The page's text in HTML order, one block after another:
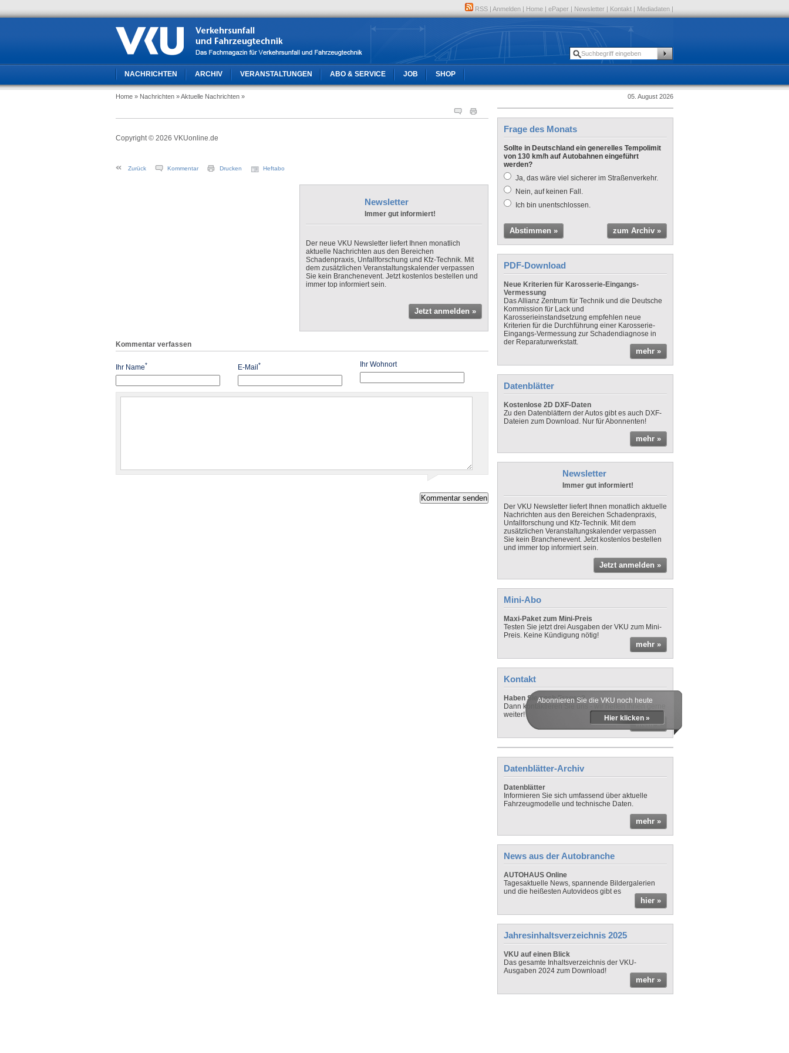
RSS | Anmelden | Home | ePaper | Newsletter | Kontakt | Mediadaten |
NACHRICHTEN ARCHIV VERANSTALTUNGEN ABO & SERVICE JOB SHOP
Home » Nachrichten » Aktuelle Nachrichten » 05. August 2026
Copyright © 2026 VKUonline.de
Zurück Kommentar Drucken Heftabo
Newsletter
Immer gut informiert!
Der neue VKU Newsletter liefert Ihnen monatlich
aktuelle Nachrichten aus den Bereichen
Schadenpraxis, Unfallforschung und Kfz-Technik. Mit
dem zusätzlichen Veranstaltungskalender verpassen
Sie kein Branchenevent. Jetzt kostenlos bestellen und
immer top informiert sein.
Jetzt anmelden »
Kommentar verfassen
Ihr Name* E-Mail * Ihr Wohnort
Frage des Monats
Sollte in Deutschland ein generelles Tempolimit
von 130 km/h auf Autobahnen eingeführt
werden?
Ja, das wäre viel sicherer im Straßenverkehr.
Nein, auf keinen Fall.
Ich bin unentschlossen.
Abstimmen » zum Archiv »
PDF-Download
Neue Kriterien für Karosserie-Eingangs-
Vermessung
Das Allianz Zentrum für Technik und die Deutsche
Kommission für Lack und
Karosserieinstandsetzung empfehlen neue
Kriterien für die Durchführung einer Karosserie-
Eingangs-Vermessung zur Schadendiagnose in
der Reparaturwerkstatt.
mehr »
Datenblätter
Kostenlose 2D DXF-Daten
Zu den Datenblättern der Autos gibt es auch DXF-
Dateien zum Download. Nur für Abonnenten!
mehr »
Newsletter
Immer gut informiert!
Der VKU Newsletter liefert Ihnen monatlich aktuelle
Nachrichten aus den Bereichen Schadenpraxis,
Unfallforschung und Kfz-Technik. Mit dem
zusätzlichen Veranstaltungskalender verpassen
Sie kein Branchenevent. Jetzt kostenlos bestellen
und immer top informiert sein.
Jetzt anmelden »
Mini-Abo
Maxi-Paket zum Mini-Preis
Testen Sie jetzt drei Ausgaben der VKU zum Mini-
Preis. Keine Kündigung nötig!
mehr »
Kontakt
Haben Sie noch Fragen?
Dann kontaktieren Sie uns - wir helfen Ihnen gerne
weiter!
mehr »
Abonnieren Sie die VKU noch heute
Hier klicken »
Datenblätter-Archiv
Datenblätter
Informieren Sie sich umfassend über aktuelle
Fahrzeugmodelle und technische Daten.
mehr »
News aus der Autobranche
AUTOHAUS Online
Tagesaktuelle News, spannende Bildergalerien
und die heißesten Autovideos gibt es
hier »
Jahresinhaltsverzeichnis 2025
VKU auf einen Blick
Das gesamte Inhaltsverzeichnis der VKU-
Ausgaben 2024 zum Download!
mehr »